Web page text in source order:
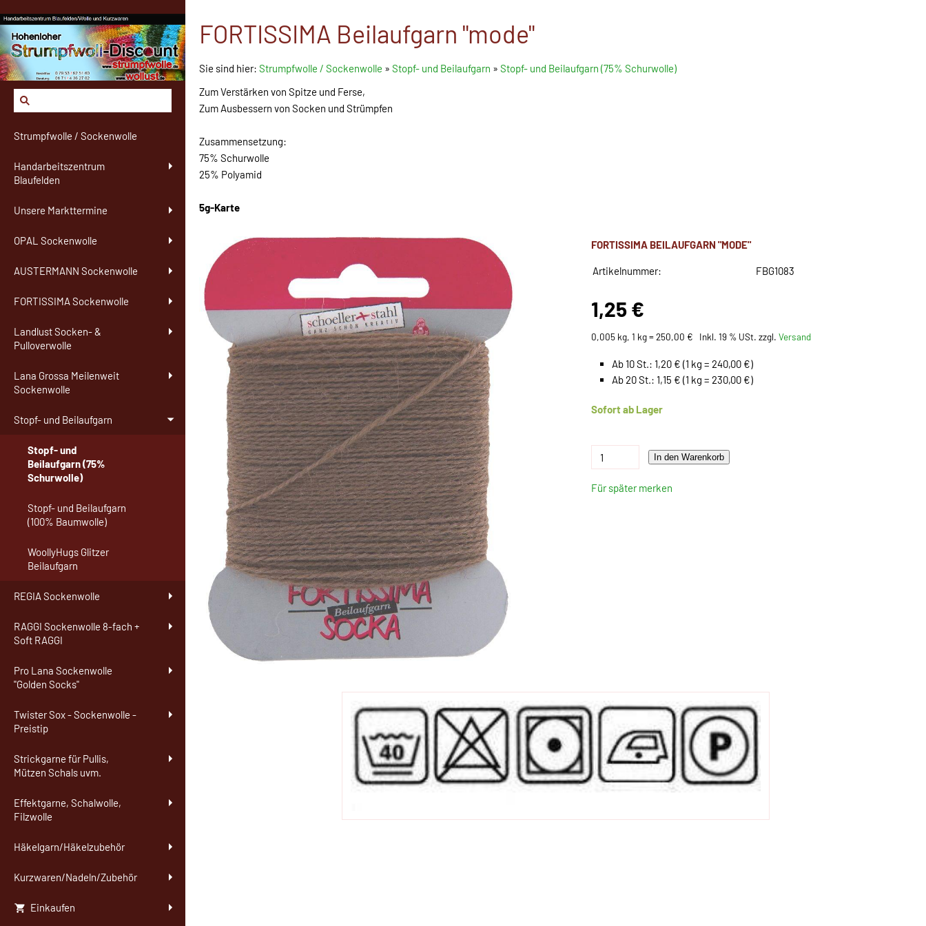
Strumpfwolle / Sockenwolle
Handarbeitszentrum
Blaufelden
Unsere Markttermine
OPAL Sockenwolle
AUSTERMANN Sockenwolle
FORTISSIMA Sockenwolle
Landlust Socken- &
Pulloverwolle
Lana Grossa Meilenweit
Sockenwolle
Stopf- und Beilaufgarn
Stopf- und
Beilaufgarn (75%
Schurwolle)
Stopf- und Beilaufgarn
(100% Baumwolle)
WoollyHugs Glitzer
Beilaufgarn
REGIA Sockenwolle
RAGGI Sockenwolle 8-fach +
Soft RAGGI
Pro Lana Sockenwolle
"Golden Socks"
Twister Sox - Sockenwolle -
Preistip
Strickgarne für Pullis,
Mützen Schals uvm.
Effektgarne, Schalwolle,
Filzwolle
Häkelgarn/Häkelzubehör
Kurzwaren/Nadeln/Zubehör
Einkaufen
FORTISSIMA Beilaufgarn "mode"
Sie sind hier: Strumpfwolle / Sockenwolle » Stopf- und Beilaufgarn » Stopf- und Beilaufgarn (75% Schurwolle)
Zum Verstärken von Spitze und Ferse,
Zum Ausbessern von Socken und Strümpfen
Zusammensetzung:
75% Schurwolle
25% Polyamid
5g-Karte
FORTISSIMA BEILAUFGARN "MODE"
Artikelnummer: FBG1083
1,25 €
0,005 kg, 1 kg = 250,00 € Inkl. 19 % USt. zzgl.Versand
Ab 10 St.: 1,20 € (1 kg = 240,00 €)
Ab 20 St.: 1,15 € (1 kg = 230,00 €)
Sofort ab Lager
In den Warenkorb
Für später merken